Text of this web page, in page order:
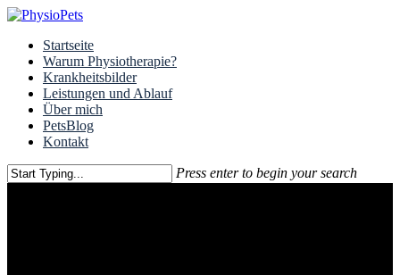
Skip
main
content
Menu
Startseite
Warum Physiotherapie?
Krankheitsbilder
Leistungen und Ablauf
Über mich
PetsBlog
Kontakt
Press enter to begin your search